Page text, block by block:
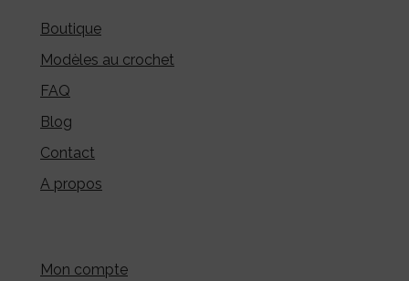
Boutique
Modèles au crochet
FAQ
Blog
Contact
A propos
Mon compte